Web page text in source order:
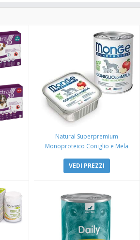
Natural Superpremium
Monoproteico Coniglio e Mela
VEDI PREZZI